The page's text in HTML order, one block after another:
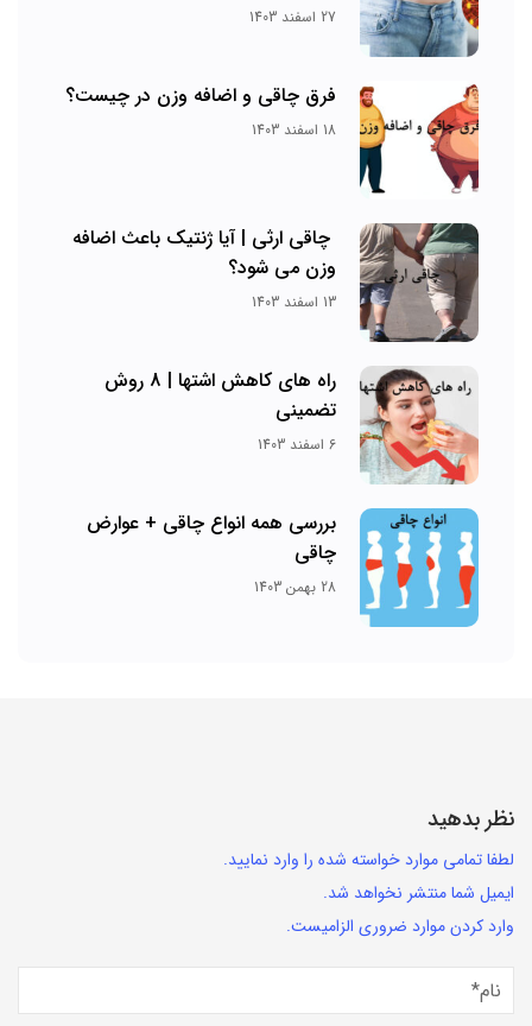
27 اسفند 1403
فرق چاقی و اضافه وزن در چیست؟
18 اسفند 1403
چاقی ارثی | آیا ژنتیک باعث اضافه
وزن می شود؟
13 اسفند 1403
راه های کاهش اشتها | 8 روش
تضمینی
6 اسفند 1403
بررسی همه انواع چاقی + عوارض
چاقی
28 بهمن 1403
نظر بدهید
لطفا تمامی موارد خواسته شده را وارد نمایید.
ایمیل شما منتشر نخواهد شد.
وارد کردن موارد ضروری الزامیست.